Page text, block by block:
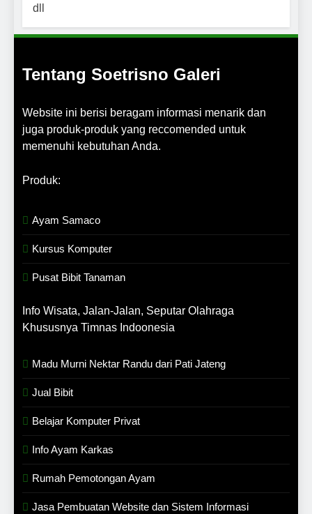
Tentang Soetrisno Galeri
Website ini berisi beragam informasi menarik dan
juga produk-produk yang reccomended untuk
memenuhi kebutuhan Anda.
Produk:
Ayam Samaco
Kursus Komputer
Pusat Bibit Tanaman
Info Wisata, Jalan-Jalan, Seputar Olahraga
Khususnya Timnas Indoonesia
Madu Murni Nektar Randu dari Pati Jateng
Jual Bibit
Belajar Komputer Privat
Info Ayam Karkas
Rumah Pemotongan Ayam
Jasa Pembuatan Website dan Sistem Informasi